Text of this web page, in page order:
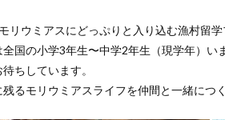
リウミアスにどっぷりと入り込む漁村留
全国の小学3年生〜中学2年生（現学年）
ちしています。
るモリウミアスライフを仲間と一緒につ